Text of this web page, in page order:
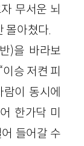
무서운 뇌
몰아쳤다.
)을 바라보
승 저켠 피
이 동시에
한가닥 미
들어갈 수